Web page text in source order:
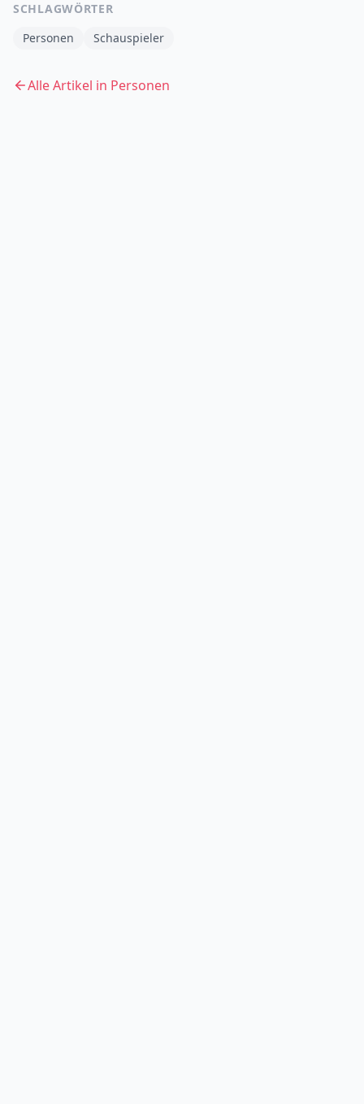
SCHLAGWÖRTER
Personen
Schauspieler
Alle Artikel in Personen